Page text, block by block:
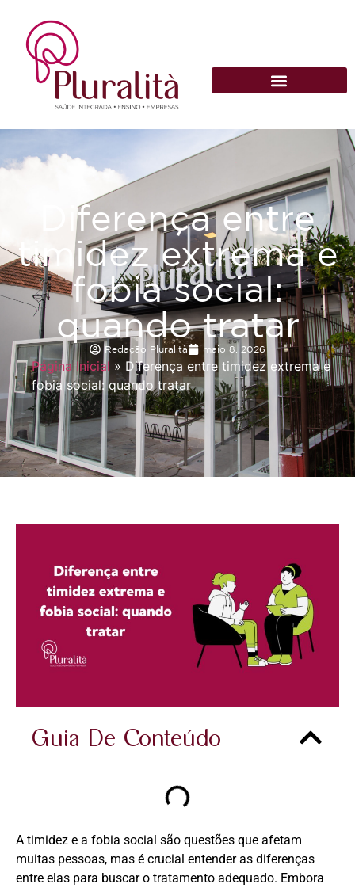
Diferença entre
timidez extrema e
fobia social:
quando tratar
Redação Pluralità maio 8, 2026
Página Inicial » Diferença entre timidez extrema e
fobia social: quando tratar
Guia De Conteúdo
A timidez e a fobia social são questões que afetam
muitas pessoas, mas é crucial entender as diferenças
entre elas para buscar o tratamento adequado. Embora